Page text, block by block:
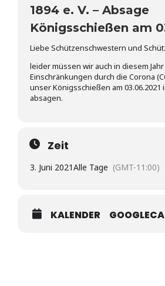
1894 e. V. – Absage
Königsschießen am
Liebe Schützenschwestern und
leider müssen wir auch in diesem
Einschränkungen durch die Corona
unser Königsschießen am 03.06.2021
absagen.
Zeit
3. Juni 2021Alle Tage (GMT-11:00)
KALENDER